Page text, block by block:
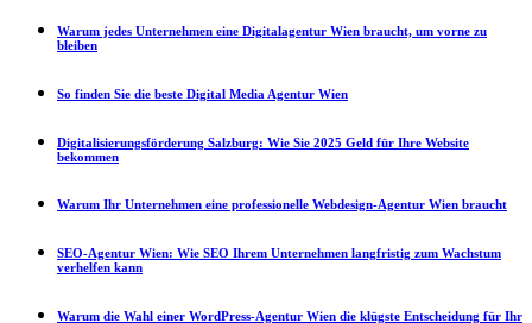
Warum jedes Unternehmen eine Digitalagentur Wien braucht, um vorne zu
bleiben
So finden Sie die beste Digital Media Agentur Wien
Digitalisierungsförderung Salzburg: Wie Sie 2025 Geld für Ihre Website
bekommen
Warum Ihr Unternehmen eine professionelle Webdesign-Agentur Wien braucht
SEO-Agentur Wien: Wie SEO Ihrem Unternehmen langfristig zum Wachstum
verhelfen kann
Warum die Wahl einer WordPress-Agentur Wien die klügste Entscheidung für Ihr